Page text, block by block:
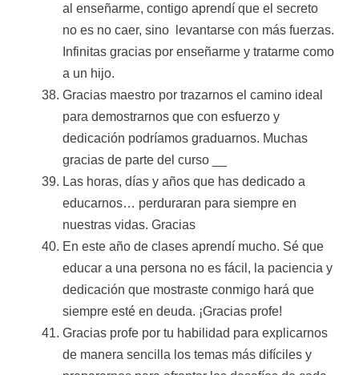
al enseñarme, contigo aprendí que el secreto
no es no caer, sino levantarse con más fuerzas.
Infinitas gracias por enseñarme y tratarme como
a un hijo.
Gracias maestro por trazarnos el camino ideal
para demostrarnos que con esfuerzo y
dedicación podríamos graduarnos. Muchas
gracias de parte del curso __
Las horas, días y años que has dedicado a
educarnos… perduraran para siempre en
nuestras vidas. Gracias
En este año de clases aprendí mucho. Sé que
educar a una persona no es fácil, la paciencia y
dedicación que mostraste conmigo hará que
siempre esté en deuda. ¡Gracias profe!
Gracias profe por tu habilidad para explicarnos
de manera sencilla los temas más difíciles y